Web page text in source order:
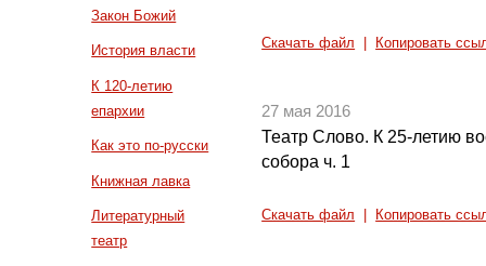
Закон Божий
История власти
К 120-летию
епархии
Как это по-русски
Книжная лавка
Литературный
театр
Скачать файл Копировать
27 мая 2016
Театр Слово. К 25-летию
собора ч. 1
Скачать файл Копировать